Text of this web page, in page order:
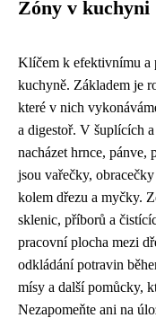
Zóny v kuchyni
Klíčem k efektivnímu a
kuchyně. Základem je
které v nich
a digestoř. V šuplících
nacházet hrnce, pánve,
jsou vařečky,
kolem dřezu a myčky.
sklenic, příborů a
pracovní plocha mezi
odkládání potravin
mísy a další pomůcky,
Nezapomeňte ani na